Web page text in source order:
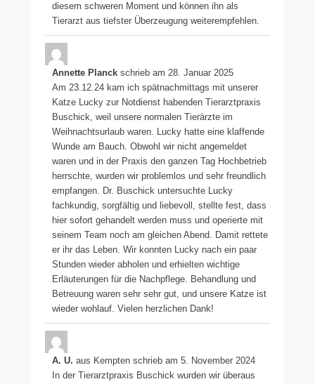
diesem schweren Moment und können ihn als
Tierarzt aus tiefster Überzeugung weiterempfehlen.
Annette Planck schrieb am 28. Januar 2025
Am 23.12.24 kam ich spätnachmittags mit unserer
Katze Lucky zur Notdienst habenden Tierarztpraxis
Buschick, weil unsere normalen Tierärzte im
Weihnachtsurlaub waren. Lucky hatte eine klaffende
Wunde am Bauch. Obwohl wir nicht angemeldet
waren und in der Praxis den ganzen Tag Hochbetrieb
herrschte, wurden wir problemlos und sehr freundlich
empfangen. Dr. Buschick untersuchte Lucky
fachkundig, sorgfältig und liebevoll, stellte fest, dass
hier sofort gehandelt werden muss und operierte mit
seinem Team noch am gleichen Abend. Damit rettete
er ihr das Leben. Wir konnten Lucky nach ein paar
Stunden wieder abholen und erhielten wichtige
Erläuterungen für die Nachpflege. Behandlung und
Betreuung waren sehr sehr gut, und unsere Katze ist
wieder wohlauf. Vielen herzlichen Dank!
A. U. aus Kempten schrieb am 5. November 2024
In der Tierarztpraxis Buschick wurden wir überaus